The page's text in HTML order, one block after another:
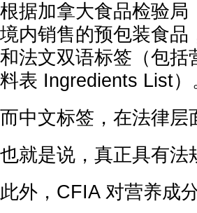
根据加拿大食品检验
境内销售的预包装食品
和法文双语标签（包
料表 Ingredients List）
而中文标签，在法律层
也就是说，真正具有法
此外，CFIA 对营养成